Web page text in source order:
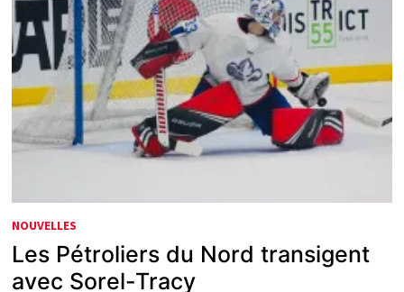
NOUVELLES
Les Pétroliers du Nord transigent
avec Sorel-Tracy